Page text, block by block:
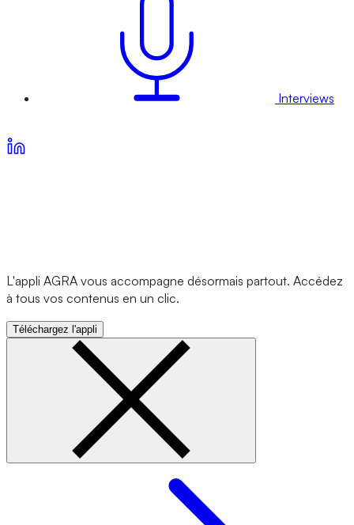
Interviews
L'appli AGRA vous accompagne désormais partout. Accédez
à tous vos contenus en un clic.
Téléchargez l'appli